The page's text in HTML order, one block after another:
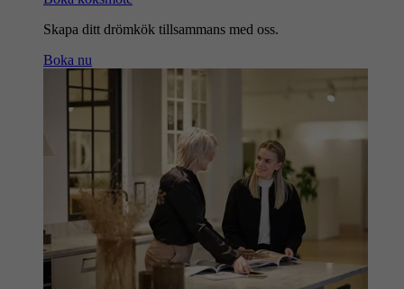
Skapa ditt drömkök tillsammans med oss.
Boka nu